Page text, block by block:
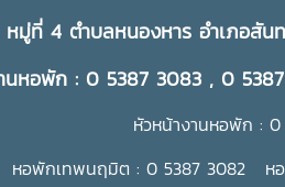
มู่ที่ 4 ตำบลหนองหาร อำเภอสัน
นหอพัก : 0 5387 3083 , 0
หัวหน้างานหอพัก : 0
อพักเทพนฤมิต : 0 5387 3082